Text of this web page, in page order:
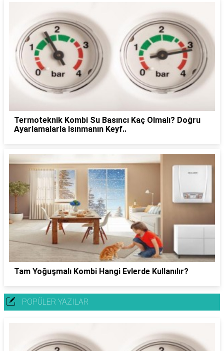
Termoteknik Kombi Su Basıncı Kaç Olmalı? Doğru
Ayarlamalarla Isınmanın Keyf..
Tam Yoğuşmalı Kombi Hangi Evlerde Kullanılır?
POPÜLER YAZILAR